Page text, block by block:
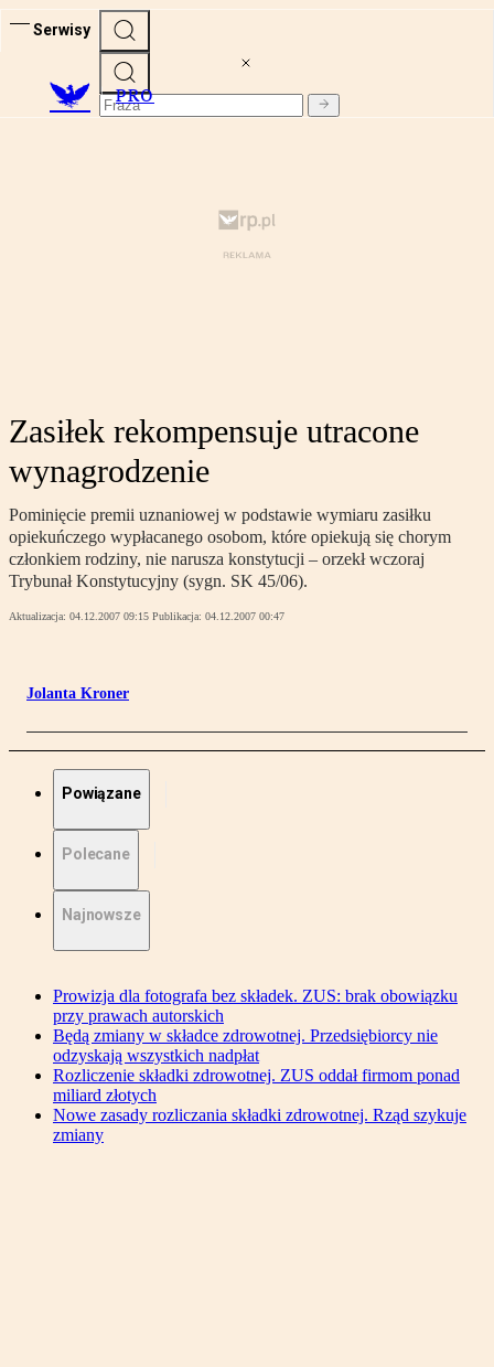
Serwisy
PRO
Zasiłek rekompensuje utracone
wynagrodzenie
Pominięcie premii uznaniowej w podstawie wymiaru zasiłku
opiekuńczego wypłacanego osobom, które opiekują się chorym
członkiem rodziny, nie narusza konstytucji – orzekł wczoraj
Trybunał Konstytucyjny (sygn. SK 45/06).
Aktualizacja: 04.12.2007 09:15 Publikacja: 04.12.2007 00:47
Jolanta Kroner
Powiązane
Polecane
Najnowsze
Prowizja dla fotografa bez składek. ZUS: brak obowiązku
przy prawach autorskich
Będą zmiany w składce zdrowotnej. Przedsiębiorcy nie
odzyskają wszystkich nadpłat
Rozliczenie składki zdrowotnej. ZUS oddał firmom ponad
miliard złotych
Nowe zasady rozliczania składki zdrowotnej. Rząd szykuje
zmiany